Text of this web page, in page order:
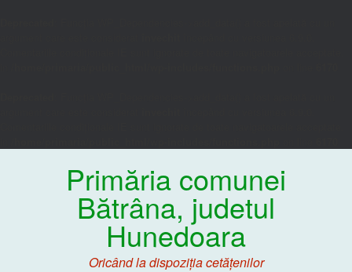
Primăria comunei
Bătrâna, judetul
Hunedoara
Oricând la dispoziția cetățenilor